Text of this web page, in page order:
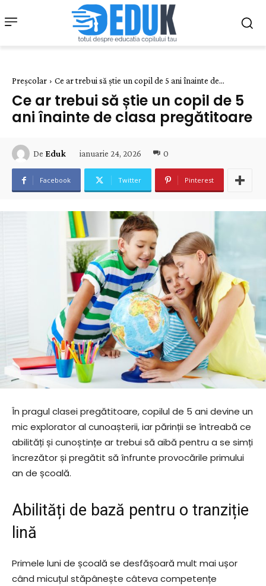
Preșcolar Ce ar trebui să știe un copil de 5 ani înainte de...
Ce ar trebui să știe un copil de 5
ani înainte de clasa pregătitoare
De Eduk ianuarie 24, 2026 0
Facebook Twitter Pinterest
În pragul clasei pregătitoare, copilul de 5 ani devine un
mic explorator al cunoașterii, iar părinții se întreabă ce
abilități și cunoștințe ar trebui să aibă pentru a se simți
încrezător și pregătit să înfrunte provocările primului
an de școală.
Abilități de bază pentru o tranziție
lină
Primele luni de școală se desfășoară mult mai ușor
când micuțul stăpânește câteva competențe